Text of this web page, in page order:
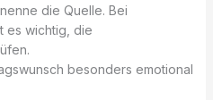
die Quelle. Bei
es wichtig, die
besonders emotional